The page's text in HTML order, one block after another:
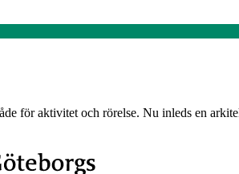
för aktivitet och rörelse. Nu inleds en